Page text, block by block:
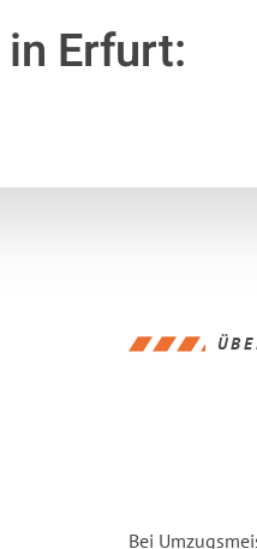
in Erfurt:
Bei